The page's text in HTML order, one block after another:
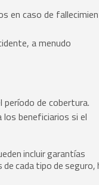
en caso de
a menudo
de cobertura.
los beneficiarios si el
incluir garantías
cada tipo de seguro,